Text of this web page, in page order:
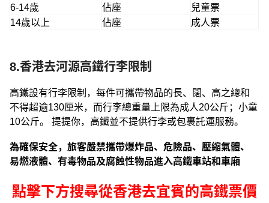
6-14歲
佔座
兒童票
14歲以上
佔座 成人票
8.香港去河源高鐵行李限制
高鐵設有行李限制，每件可攜帶物品的長、闊、高之總和
不得超逾130厘米，而行李總重量上限為成人20公斤；小童
10公斤。 提提你，高鐵並不提供行李或包裹託運服務。
為確保安全，旅客嚴禁攜帶爆炸品、危險品、壓縮氣體、
易燃液體、有毒物品及腐蝕性物品進入高鐵車站和車廂
點擊下方搜尋從香港去宜賓的高鐵票價